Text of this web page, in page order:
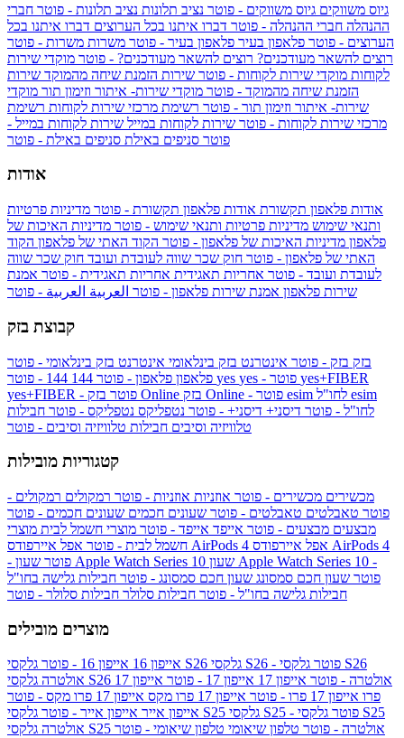
גיוס משווקים גיוס משווקים - פוטר נציב תלונות נציב תלונות - פוטר חברי
ההנהלה חברי ההנהלה - פוטר דברו איתנו בכל הערוצים דברו איתנו בכל
הערוצים - פוטר פלאפון בעיר פלאפון בעיר - פוטר משרות משרות - פוטר
רוצים להשאר מעודכנים? רוצים להשאר מעודכנים? - פוטר מוקדי שירות
לקוחות מוקדי שירות לקוחות - פוטר שירות הזמנת שיחה מהמוקד שירות
הזמנת שיחה מהמוקד - פוטר מוקדי שירות- איתור וזימון תור מוקדי
שירות- איתור וזימון תור - פוטר רשימת מרכזי שירות לקוחות רשימת
מרכזי שירות לקוחות - פוטר שירות לקוחות במייל שירות לקוחות במייל -
פוטר סניפים באילת סניפים באילת - פוטר
אודות
אודות פלאפון תקשורת אודות פלאפון תקשורת - פוטר מדיניות פרטיות
ותנאי שימוש מדיניות פרטיות ותנאי שימוש - פוטר מדיניות האיכות של
פלאפון מדיניות האיכות של פלאפון - פוטר הקוד האתי של פלאפון הקוד
האתי של פלאפון - פוטר חוק שכר שווה לעובדת ועובד חוק שכר שווה
לעובדת ועובד - פוטר אחריות תאגידית אחריות תאגידית - פוטר אמנת
שירות פלאפון אמנת שירות פלאפון - פוטר العربية العربية - פוטר
קבוצת בזק
בזק בזק - פוטר אינטרנט בזק בינלאומי אינטרנט בזק בינלאומי - פוטר
פלאפון פלאפון - פוטר 144 yes
yes+FIBER
yes+FIBER - פוטר בזק Online
esim
לחו"ל - פוטר דיסני+ דיסני+ - פוטר נטפליקס נטפליקס - פוטר חבילות
טלוויזיה וסיבים חבילות טלוויזיה וסיבים - פוטר
קטגוריות מובילות
מכשירים מכשירים - פוטר אוזניות אוזניות - פוטר רמקולים רמקולים -
פוטר טאבלטים טאבלטים - פוטר שעונים חכמים שעונים חכמים - פוטר
מבצעים מבצעים - פוטר אייפד אייפד - פוטר מוצרי חשמל לבית מוצרי
חשמל לבית - פוטר אפל איירפודס AirPods 4 אפל איירפודס AirPods 4
- פוטר שעון Apple Watch Series 10 שעון Apple Watch Series 10 -
פוטר שעון חכם סמסונג שעון חכם סמסונג - פוטר חבילות גלישה בחו"ל
חבילות גלישה בחו"ל - פוטר חבילות סלולר חבילות סלולר - פוטר
מוצרים מובילים
אייפון 16 אייפון 16 - פוטר גלקסי S26 גלקסי S26 - פוטר גלקסי S26
אולטרה
גלקסי S26 אולטרה - פוטר אייפון 17 אייפון 17 - פוטר
אייפון 17
פרו אייפון 17 פרו - פוטר אייפון 17 פרו מקס
אייפון 17 פרו מקס - פוטר
אייפון אייר אייפון אייר - פוטר גלקסי S25 גלקסי S25 - פוטר גלקסי S25
אולטרה
גלקסי S25 אולטרה - פוטר טלפון שיאומי טלפון שיאומי - פוטר